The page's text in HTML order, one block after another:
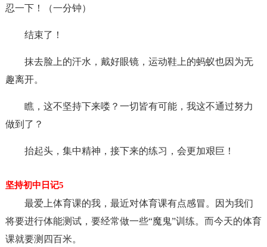
忍一下！（一分钟）
结束了！
抹去脸上的汗水，戴好眼镜，运动鞋上的蚂蚁也因为无
趣离开。
瞧，这不坚持下来喽？一切皆有可能，我这不通过努力
做到了？
抬起头，集中精神，接下来的练习，会更加艰巨！
坚持初中日记5
最爱上体育课的我，最近对体育课有点感冒。因为我们
将要进行体能测试，要经常做一些“魔鬼”训练。而今天的体育
课就要测四百米。